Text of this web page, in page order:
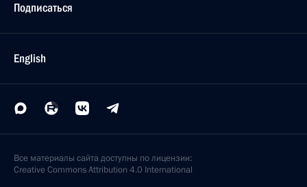
Подписаться
English
Все материалы сайта доступны по лицензии:
Creative Commons Attribution 4.0 International